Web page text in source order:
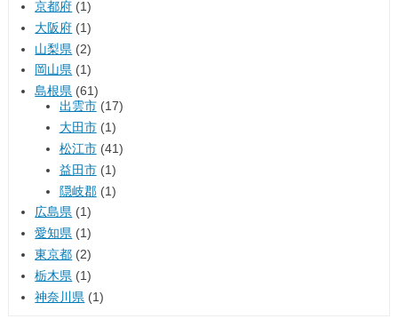
京都府 (1)
大阪府 (1)
山梨県 (2)
岡山県 (1)
島根県 (61)
出雲市(17)
大田市(1)
松江市(41)
益田市(1)
隠岐郡(1)
広島県 (1)
愛知県 (1)
東京都 (2)
栃木県 (1)
神奈川県 (1)